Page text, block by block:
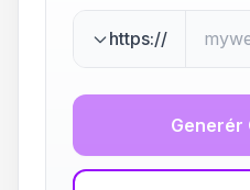
https://
Generér